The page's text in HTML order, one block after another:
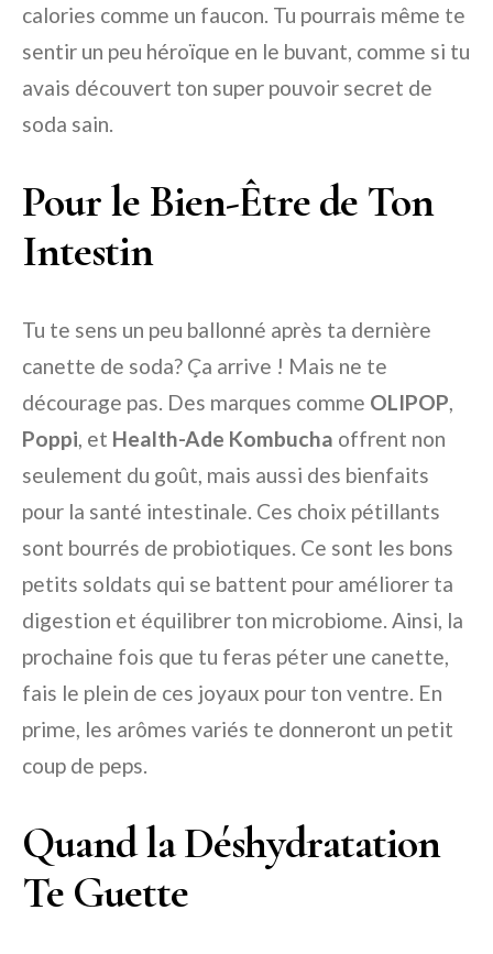
calories comme un faucon. Tu pourrais même te
sentir un peu héroïque en le buvant, comme si tu
avais découvert ton super pouvoir secret de
soda sain.
Pour le Bien-Être de Ton
Intestin
Tu te sens un peu ballonné après ta dernière
canette de soda? Ça arrive ! Mais ne te
décourage pas. Des marques comme OLIPOP,
Poppi, et Health-Ade Kombucha offrent non
seulement du goût, mais aussi des bienfaits
pour la santé intestinale. Ces choix pétillants
sont bourrés de probiotiques. Ce sont les bons
petits soldats qui se battent pour améliorer ta
digestion et équilibrer ton microbiome. Ainsi, la
prochaine fois que tu feras péter une canette,
fais le plein de ces joyaux pour ton ventre. En
prime, les arômes variés te donneront un petit
coup de peps.
Quand la Déshydratation
Te Guette